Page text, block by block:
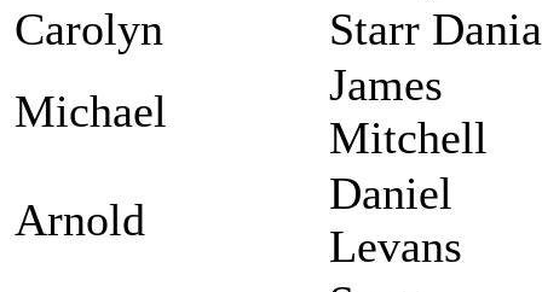
Carolyn
Starr
Michael
James
Mitchell
Arnold
Daniel
Levans